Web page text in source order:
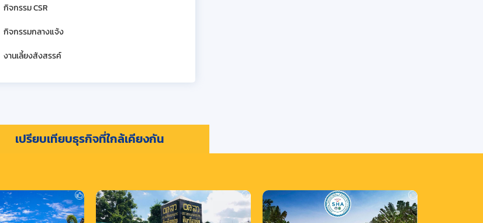
กิจกรรม CSR
กิจกรรมกลางแจ้ง
งานเลี้ยงสังสรรค์
เปรียบเทียบธุรกิจที่ใกล้เคียงกัน